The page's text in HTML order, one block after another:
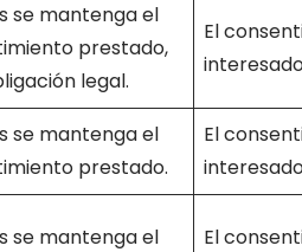
se mantenga el
prestado,
legal.
El
se mantenga el
prestado.
El
se mantenga el
El